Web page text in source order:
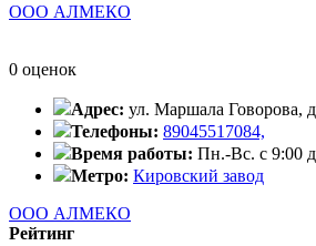
ООО АЛМЕКО
0 оценок
Адрес: ул. Маршала Говорова,
Телефоны: 89045517084,
Время работы: Пн.-Вс. с 9:00
Метро: Кировский завод
ООО АЛМЕКО
Рейтинг